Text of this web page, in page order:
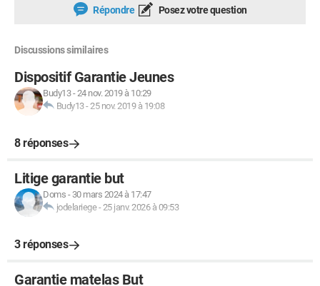
Répondre Posez votre question
Discussions similaires
Dispositif Garantie Jeunes
Budy13-24 nov. 2019 à 10:29
Budy13-25 nov. 2019 à 19:08
8 réponses
Litige garantie but
Doms - 30 mars 2024 à 17:47
jodelariege-25 janv. 2026 à 09:53
3 réponses
Garantie matelas But